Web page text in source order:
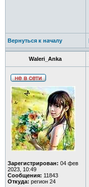
Вернуться к началу
Waleri_Anka
Зарегистрирован: 04 фев
2023, 10:49
Сообщения: 11843
Откуда: регион 24